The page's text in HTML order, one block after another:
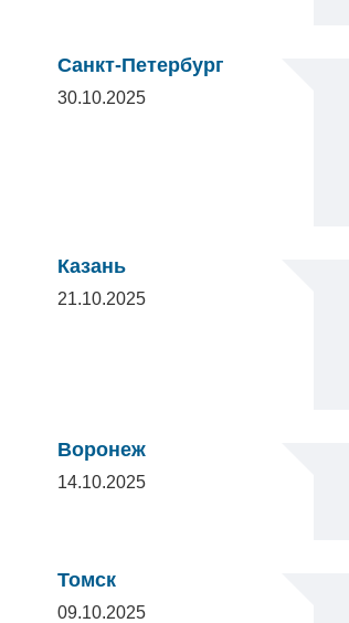
Санкт-Петербург
30.10.2025
Казань
21.10.2025
Воронеж
14.10.2025
Томск
09.10.2025